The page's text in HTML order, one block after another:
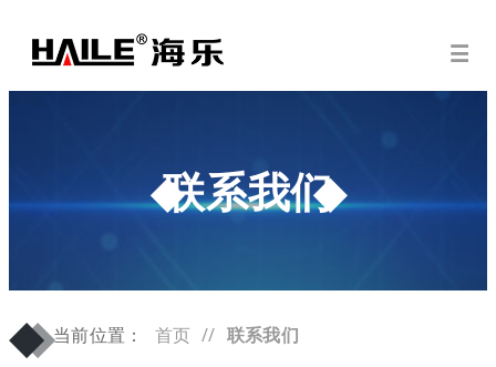
联系我们
◆
◆当前位置： 首页 // 联系我们